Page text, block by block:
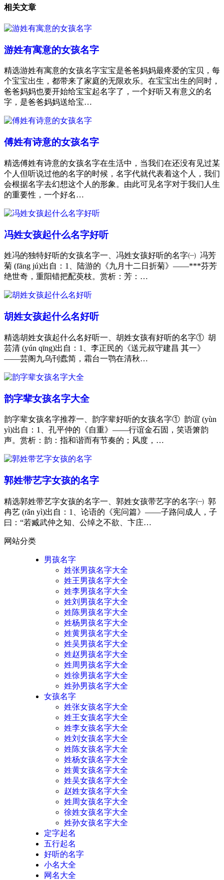
相关文章
游姓有寓意的女孩名字
精选游姓有寓意的女孩名字宝宝是爸爸妈妈最疼爱的宝贝，每
个宝宝出生，都带来了家庭的无限欢乐。在宝宝出生的同时，
爸爸妈妈也要开始给宝宝起名字了，一个好听又有意义的名
字，是爸爸妈妈送给宝…
傅姓有诗意的女孩名字
精选傅姓有诗意的女孩名字在生活中，当我们在还没有见过某
个人但听说过他的名字的时候，名字代就代表着这个人，我们
会根据名字去幻想这个人的形象。由此可见名字对于我们人生
的重要性，一个好名…
冯姓女孩起什么名字好听
姓冯的独特好听的女孩名字一、冯姓女孩好听的名字㈠ 冯芳
菊 (fāng jú)出自：1、陆游的《九月十二日折菊》——***芬芳
绝世奇，重阳错把配萸枝。赏析：芳：…
胡姓女孩起什么名好听
精选胡姓女孩起什么名好听一、胡姓女孩有好听的名字① 胡
芸清 (yún qīng)出自：1、李正民的《送元叔守建昌 其一》
——芸阁九乌刊蠹简，霜台一鹗在清秋…
韵字辈女孩名字大全
韵字辈女孩名字推荐一、韵字辈好听的女孩名字① 韵谊 (yùn
yì)出自：1、孔平仲的《自重》——行谊金石固，笑语箫韵
声。赏析：韵：指和谐而有节奏的；风度，…
郭姓带艺字女孩的名字
精选郭姓带艺字女孩的名字一、郭姓女孩带艺字的名字㈠ 郭
冉艺 (rǎn yì)出自：1、论语的《宪问篇》——子路问成人，子
曰：“若臧武仲之知、公绰之不欲、卞庄…
网站分类
男孩名字
姓张男孩名字大全
姓王男孩名字大全
姓李男孩名字大全
姓刘男孩名字大全
姓陈男孩名字大全
姓杨男孩名字大全
姓黄男孩名字大全
姓吴男孩名字大全
姓赵男孩名字大全
姓周男孩名字大全
姓徐男孩名字大全
姓孙男孩名字大全
女孩名字
姓张女孩名字大全
姓王女孩名字大全
姓李女孩名字大全
姓刘女孩名字大全
姓陈女孩名字大全
姓杨女孩名字大全
姓黄女孩名字大全
姓吴女孩名字大全
赵姓女孩名字大全
姓周女孩名字大全
徐姓女孩名字大全
姓孙女孩名字大全
定字起名
五行起名
好听的名字
小名大全
网名大全